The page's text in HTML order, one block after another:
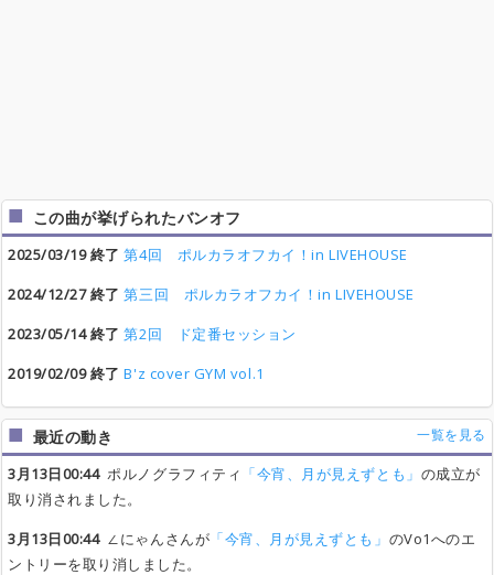
この曲が挙げられたバンオフ
2025/03/19 終了 第4回 ポルカラオフカイ！in LIVEHOUSE
2024/12/27 終了 第三回 ポルカラオフカイ！in LIVEHOUSE
2023/05/14 終了 第2回 ド定番セッション
2019/02/09 終了 B'z cover GYM vol.1
最近の動き 一覧を見る
3月13日00:44ポルノグラフィティ 「今宵、月が見えずとも」 の成立が
取り消されました。
3月13日00:44∠にゃんさんが 「今宵、月が見えずとも」 のVo1へのエ
ントリーを取り消しました。